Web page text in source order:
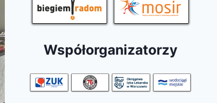
Współorganizatorzy